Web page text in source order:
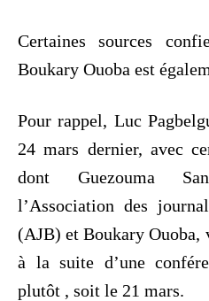
Certaines sources
Boukary Ouoba est
Pour rappel, Luc
24 mars dernier, avec
dont Guezouma
l’Association des
(AJB) et Boukary Ouoba,
à la suite d’une
plutôt , soit le 21 mars.